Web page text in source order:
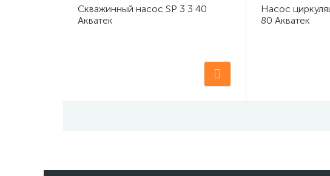
Скважинный насос SP 3 3 40
Акватек
Насос
80 Акватек